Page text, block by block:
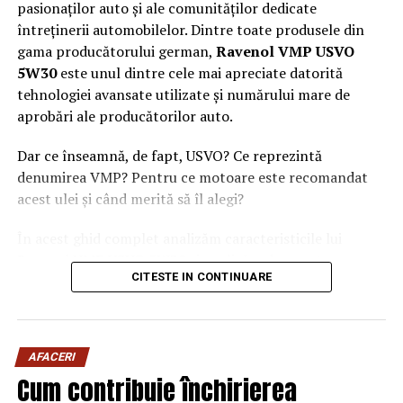
pasionaților auto și ale comunităților dedicate
întreținerii automobilelor. Dintre toate produsele din
gama producătorului german, Ravenol VMP USVO
5W30este unul dintre cele mai apreciate datorită
tehnologiei avansate utilizate și numărului mare de
aprobări ale producătorilor auto.
Dar ce înseamnă, de fapt, USVO? Ce reprezintă
denumirea VMP? Pentru ce motoare este recomandat
acest ulei și când merită să îl alegi?
Ravenol VMP USVO 5W30 și explicăm de ce este
considerat unul dintre cele mai performante uleiuri de
Ravenol este un producător german de lubrifianți
fondat în anul 1946 și recunoscut la nivel internațional
CITESTE IN CONTINUARE
AFACERI
Cum contribuie închirierea